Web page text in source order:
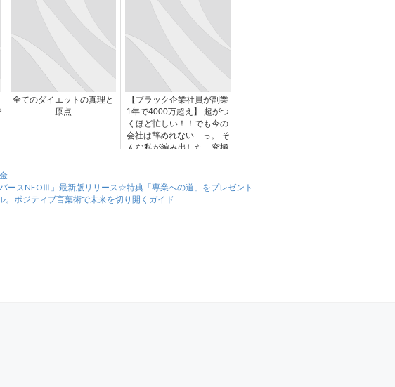
全てのダイエットの真理と
原点
【ブラック企業社員が副業
1年で4000万超え】 超がつ
くほど忙しい！！でも今の
会社は辞めれない…っ。 そ
んな私が編み出した、究極
ースNEOⅢ」最新版リリース☆特典「専業への道」をプレゼント
。ポジティブ言葉術で未来を切り開くガイド